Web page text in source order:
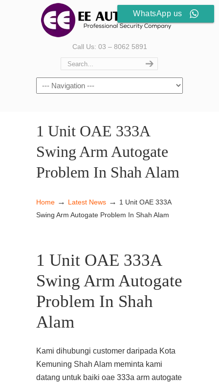
Call Us: 03 – 8062 5891
1 Unit OAE 333A
Swing Arm Autogate
Problem In Shah Alam
Home → Latest News → 1 Unit OAE 333A
Swing Arm Autogate Problem In Shah Alam
1 Unit OAE 333A
Swing Arm Autogate
Problem In Shah
Alam
Kami dihubungi customer daripada Kota
Kemuning Shah Alam meminta kami
datang untuk baiki oae 333a arm autogate
WhatsApp us